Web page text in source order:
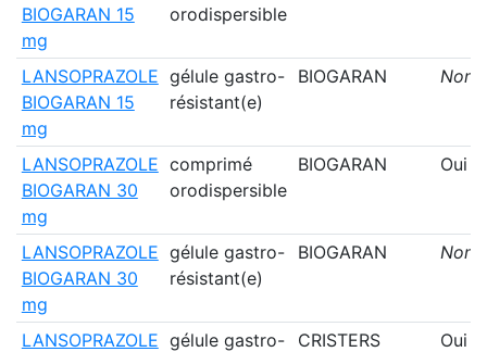
BIOGARAN 15
mg
orodispersible
LANSOPRAZOLE
BIOGARAN 15
mg
gélule gastro-
résistant(e)
BIOGARAN Non
LANSOPRAZOLE
BIOGARAN 30
mg
comprimé
orodispersible
BIOGARAN Oui
LANSOPRAZOLE
BIOGARAN 30
mg
gélule gastro-
résistant(e)
BIOGARAN Non
LANSOPRAZOLE gélule gastro-
CRISTERS Oui